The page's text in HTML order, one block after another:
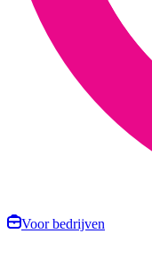
Voor bedrijven